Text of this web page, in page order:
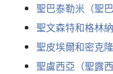
聖巴泰勒米（聖巴
聖文森特和格林
聖皮埃爾和密克
聖盧西亞（聖露西